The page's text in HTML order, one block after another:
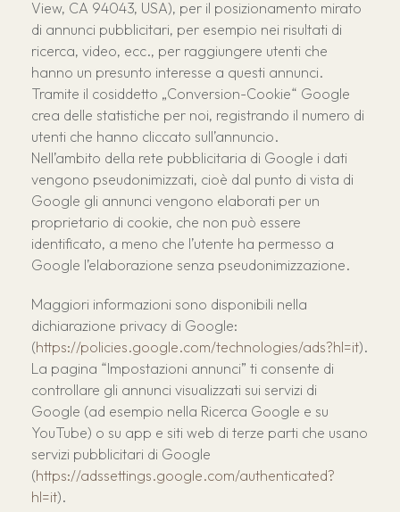
View, CA 94043, USA), per il posizionamento mirato
di annunci pubblicitari, per esempio nei risultati di
ricerca, video, ecc., per raggiungere utenti che
hanno un presunto interesse a questi annunci.
Tramite il cosiddetto „Conversion-Cookie“ Google
crea delle statistiche per noi, registrando il numero di
utenti che hanno cliccato sull’annuncio.
Nell’ambito della rete pubblicitaria di Google i dati
vengono pseudonimizzati, cioè dal punto di vista di
Google gli annunci vengono elaborati per un
proprietario di cookie, che non può essere
identificato, a meno che l’utente ha permesso a
Google l’elaborazione senza pseudonimizzazione.
Maggiori informazioni sono disponibili nella
dichiarazione privacy di Google:
(https://policies.google.com/technologies/ads?hl=it).
La pagina “Impostazioni annunci” ti consente di
controllare gli annunci visualizzati sui servizi di
Google (ad esempio nella Ricerca Google e su
YouTube) o su app e siti web di terze parti che usano
servizi pubblicitari di Google
(https://adssettings.google.com/authenticated?
hl=it).